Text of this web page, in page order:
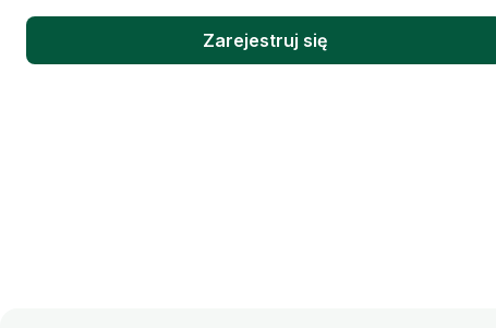
Zarejestruj się